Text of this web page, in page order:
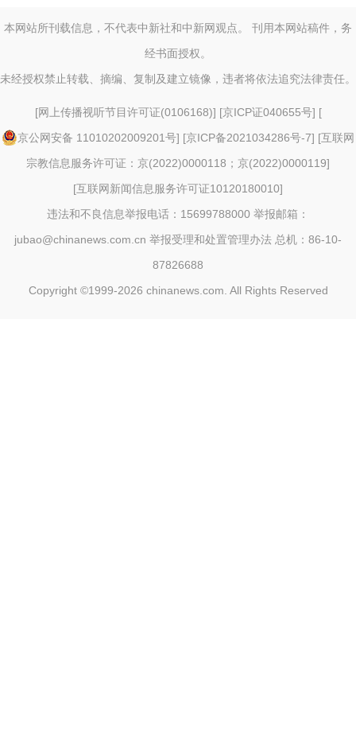
本网站所刊载信息，不代表中新社和中新网观点。 刊用本网站稿件，务
经书面授权。
未经授权禁止转载、摘编、复制及建立镜像，违者将依法追究法律责任。
[网上传播视听节目许可证(0106168)] [京ICP证040655号] [
京公网安备 11010202009201号] [京ICP备2021034286号-7] [互联网
宗教信息服务许可证：京(2022)0000118；京(2022)0000119]
[互联网新闻信息服务许可证10120180010]
违法和不良信息举报电话：15699788000 举报邮箱：
jubao@chinanews.com.cn 举报受理和处置管理办法 总机：86-10-
87826688
Copyright ©1999-2026 chinanews.com. All Rights Reserved